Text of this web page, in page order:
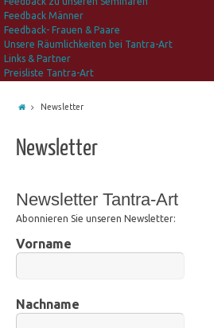
Feedback Männer
Feedback- Frauen & Paare
Unsere Räumlichkeiten bei Tantra-Art
Links & Partner
Preisliste Tantra-Art
Newsletter
Newsletter
Newsletter Tantra-Art
Abonnieren Sie unseren Newsletter:
Vorname
Nachname